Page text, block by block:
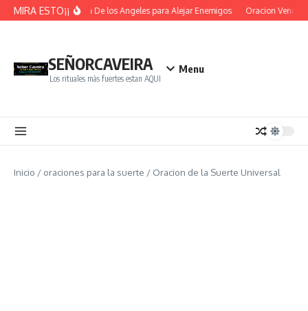
Saltar al contenido
MIRA ESTO¡¡Oracion De los Angeles para Alejar Enemigos Oracion Vence
SEÑORCAVEIRA
Los rituales màs fuertes estan AQUI
Menu
Inicio / oraciones para la suerte / Oracion de la Suerte Universal